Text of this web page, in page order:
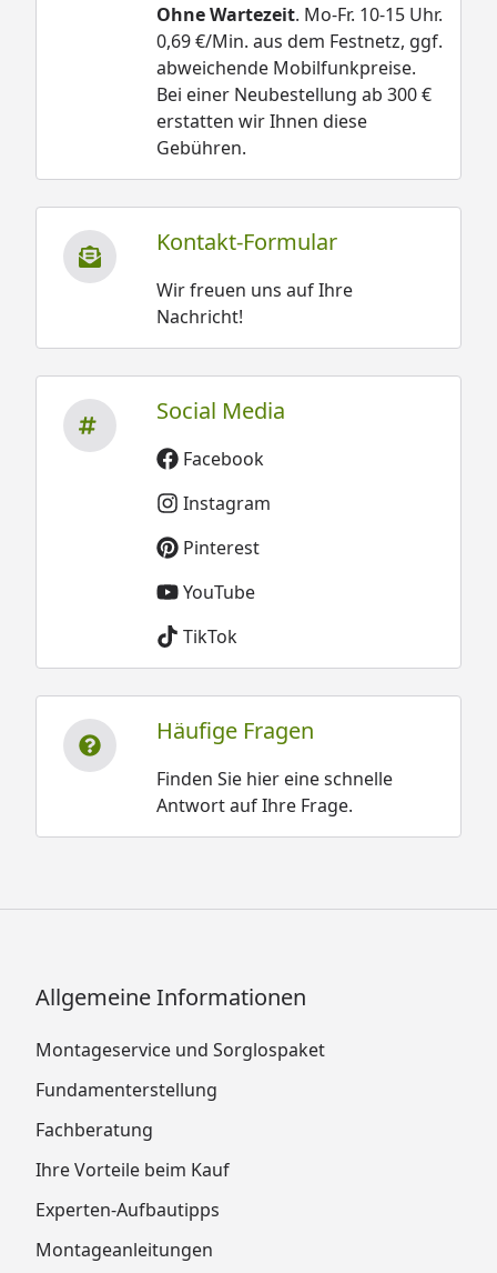
Ohne Wartezeit. Mo-Fr. 10-15 Uhr.
0,69 €/Min. aus dem Festnetz, ggf.
abweichende Mobilfunkpreise.
Bei einer Neubestellung ab 300 €
erstatten wir Ihnen diese
Gebühren.
Kontakt-Formular
Wir freuen uns auf Ihre
Nachricht!
Social Media
Facebook
Instagram
Pinterest
YouTube
TikTok
Häufige Fragen
Finden Sie hier eine schnelle
Antwort auf Ihre Frage.
Allgemeine Informationen
Montageservice und Sorglospaket
Fundamenterstellung
Fachberatung
Ihre Vorteile beim Kauf
Experten-Aufbautipps
Montageanleitungen